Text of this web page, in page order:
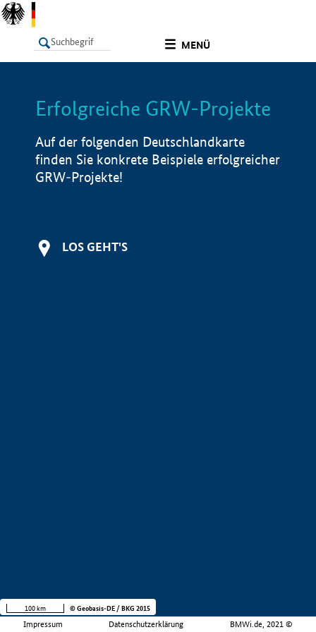
MENÜ
LISTE Info
Erfolgreiche GRW-Projekte
Auf der folgenden Deutschlandkarte
finden Sie konkrete Beispiele erfolgreicher
GRW-Projekte!
LOS GEHT'S
Impressum Datenschutzerklärung BMWi.de, 2021 ©
100 km © Geobasis-DE / BKG 2015